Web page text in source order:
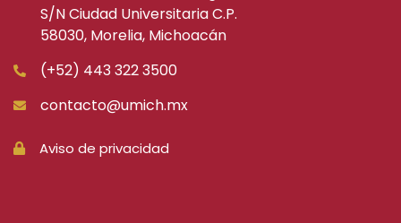
S/N Ciudad Universitaria C.P.
58030, Morelia, Michoacán
(+52) 443 322 3500
contacto@umich.mx
Aviso de privacidad